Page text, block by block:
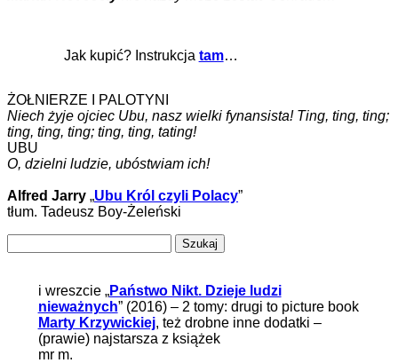
Jak kupić? Instrukcja tam…
ŻOŁNIERZE I PALOTYNI
Niech żyje ojciec Ubu, nasz wielki fynansista! Ting, ting, ting;
ting, ting, ting; ting, ting, tating!
UBU
O, dzielni ludzie, ubóstwiam ich!
Alfred Jarry „Ubu Król czyli Polacy”
tłum. Tadeusz Boy-Żeleński
i wreszcie „Państwo Nikt. Dzieje ludzi
nieważnych” (2016) – 2 tomy: drugi to picture book
Marty Krzywickiej, też drobne inne dodatki –
(prawie) najstarsza z książek
mr m.